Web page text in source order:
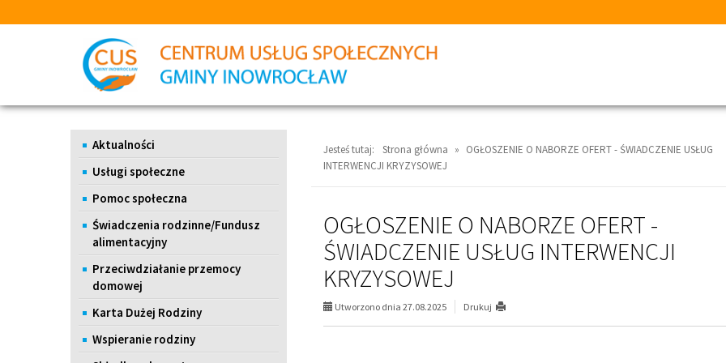
do
do
Menu
Aktualności
Usługi społeczne
Pomoc społeczna
Świadczenia rodzinne/Fundusz
alimentacyjny
Przeciwdziałanie przemocy
domowej
Karta Dużej Rodziny
Wspieranie rodziny
Jesteś tutaj: Strona główna » OGŁOSZENIE O NABORZE OFERT - ŚWIADCZENIE USŁUG
INTERWENCJI KRYZYSOWEJ
OGŁOSZENIE O NABORZE OFERT -
ŚWIADCZENIE USŁUG INTERWENCJI
KRYZYSOWEJ
Utworzono dnia 27.08.2025 Drukuj